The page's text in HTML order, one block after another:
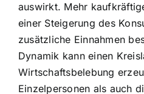
auswirkt. Mehr
einer Steigerung des
zusätzliche Einnahmen
Dynamik kann einen
Wirtschaftsbelebung
Einzelpersonen als auch